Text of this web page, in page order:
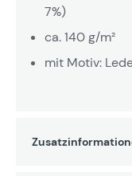
7%)
ca. 140 g/m²
mit Motiv: